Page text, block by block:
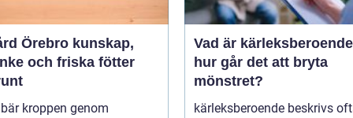
kunskap,
och friska fötter
kroppen genom
Vad är kärleksberoende
hur går det att bryta
mönstret?
kärleksberoende beskrivs